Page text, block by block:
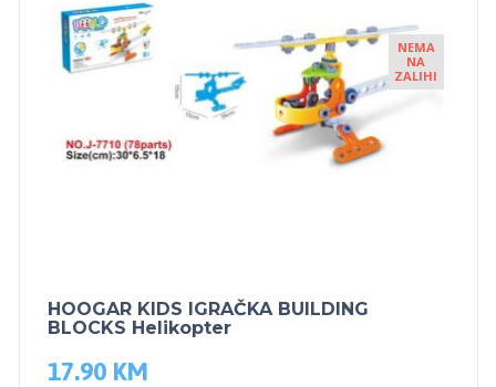
NEMA
NA
ZALIHI
HOOGAR KIDS IGRAČKA BUILDING
BLOCKS Helikopter
17.90 KM